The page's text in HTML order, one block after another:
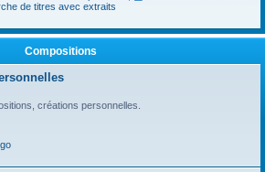
de titres avec extraits
Compositions
créations personnelles.